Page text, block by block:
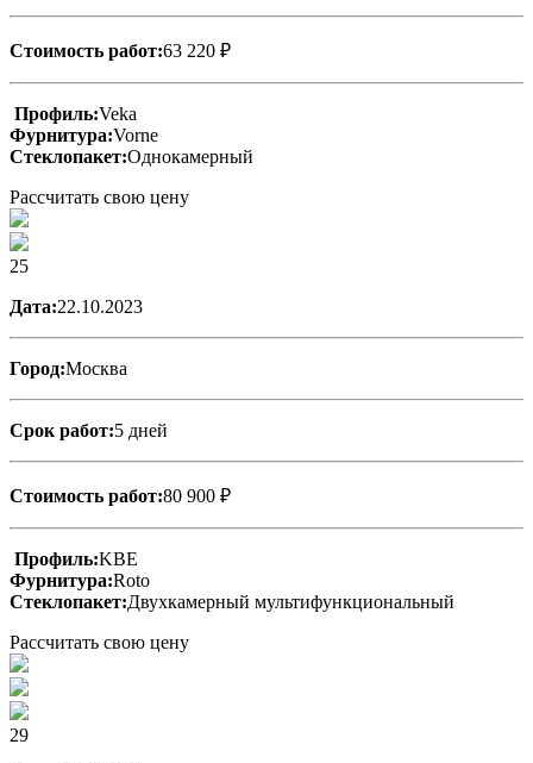
Стоимость работ:63 220 ₽
Профиль:Veka
Фурнитура:Vorne
Стеклопакет:Однокамерный
Рассчитать свою цену
25
Дата:22.10.2023
Город:Москва
Срок работ:5 дней
Стоимость работ:80 900 ₽
Профиль:KBE
Фурнитура:Roto
Стеклопакет:Двухкамерный мультифункциональный
Рассчитать свою цену
29